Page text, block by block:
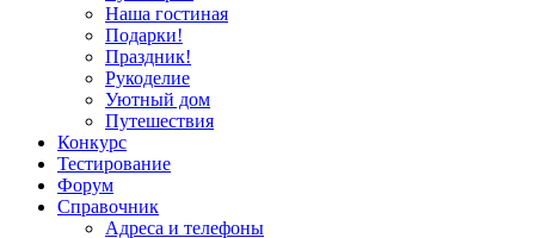
Наша гостиная
Подарки!
Праздник!
Рукоделие
Уютный дом
Путешествия
Конкурс
Тестирование
Форум
Справочник
Адреса и телефоны